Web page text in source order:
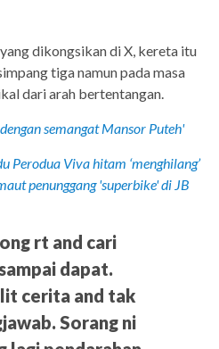
yang dikongsikan di X, kereta itu
tiga namun pada masa
dari arah bertentangan.
semangat Mansor Puteh'
Perodua Viva hitam ‘menghilang’
penunggang 'superbike' di JB
rt and cari
dapat.
cerita and tak
Sorang ni